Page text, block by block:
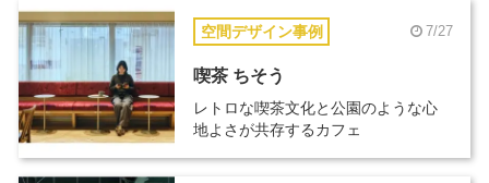
空間デザイン事例 7/27
喫茶 ちそう
レトロな喫茶文化と公園のような心
地よさが共存するカフェ